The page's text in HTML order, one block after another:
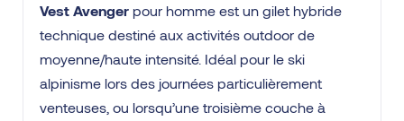
Vest Avenger pour homme est un gilet hybride
technique destiné aux activités outdoor de
moyenne/haute intensité. Idéal pour le ski
alpinisme lors des journées particulièrement
venteuses, ou lorsqu’une troisième couche à